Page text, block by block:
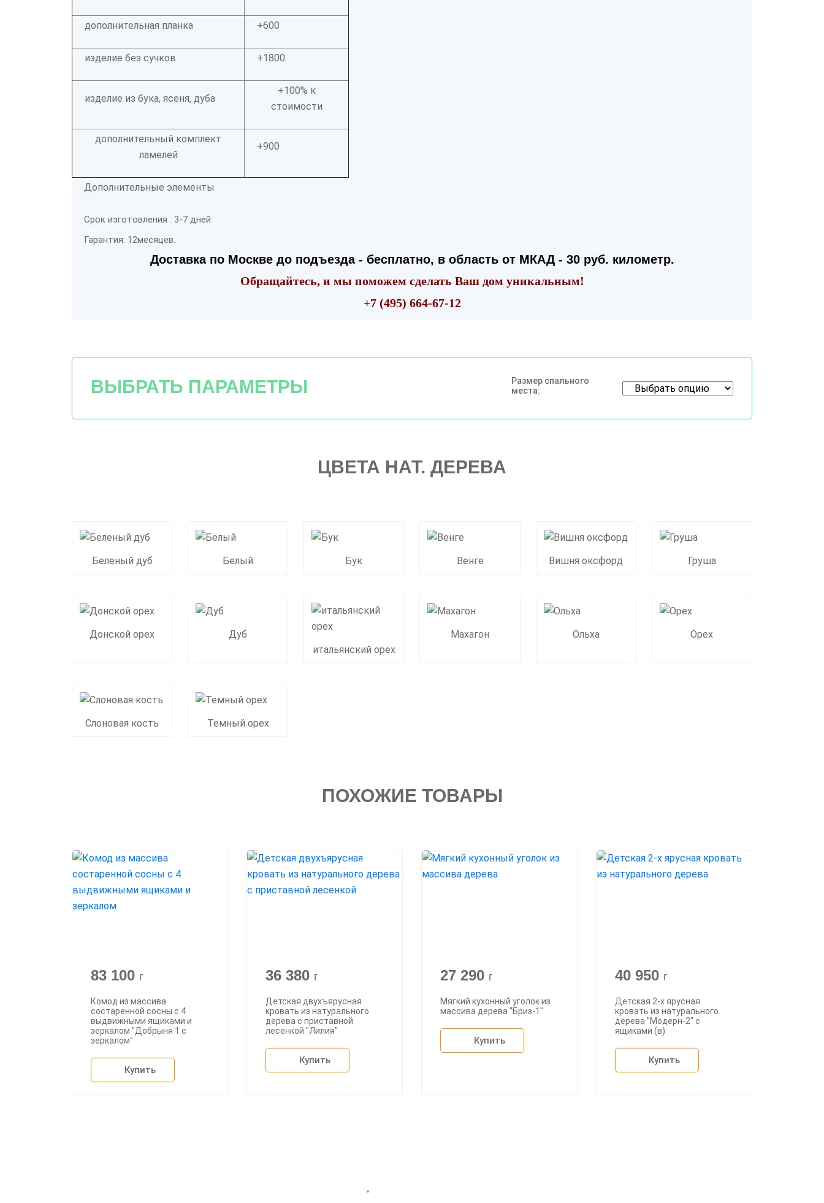
дополнительная планка +600
изделие без сучков +1800
изделие из бука, ясеня, дуба
+100% к
стоимости
дополнительный комплект
ламелей
+900
Дополнительные элементы
Срок изготовления : 3-7 дней
Гарантия: 12месяцев.
Доставка по Москве до подъезда - бесплатно, в область от МКАД - 30 руб. километр.
Обращайтесь, и мы поможем сделать Ваш дом уникальным!
+7 (495) 664-67-12
ВЫБРАТЬ ПАРАМЕТРЫ
Размер спального
места:
ЦВЕТА НАТ. ДЕРЕВА
Беленый дуб Белый Бук Венге Вишня оксфорд Груша
Донской орех
Дуб
итальянский орех
Махагон Ольха Орех
Слоновая кость Темный орех
ПОХОЖИЕ ТОВАРЫ
83 100 г
Комод из массива
состаренной сосны с 4
выдвижными ящиками и
зеркалом "Добрыня 1 с
зеркалом"
Купить
36 380 г
Детская двухъярусная
кровать из натурального
дерева с приставной
лесенкой "Лилия"
Купить
27 290 г
Мягкий кухонный уголок из
массива дерева "Бриз-1"
Купить
40 950 г
Детская 2-х ярусная
кровать из натурального
дерева "Модерн-2" с
ящиками (в)
Купить